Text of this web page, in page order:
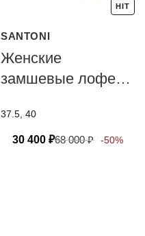
HIT
SANTONI
Женские
замшевые лоферы
37.5, 40
30 400 ₽68 000₽ -50%